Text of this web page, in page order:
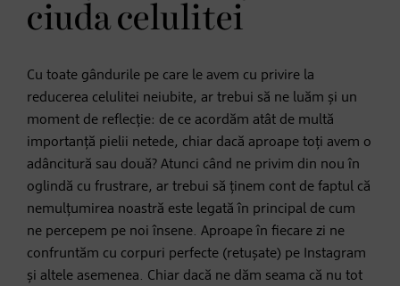
ciuda celulitei
Cu toate gândurile pe care le avem cu privire la
reducerea celulitei neiubite, ar trebui să ne luăm și un
moment de reflecție: de ce acordăm atât de multă
importanță pielii netede, chiar dacă aproape toți avem o
adâncitură sau două? Atunci când ne privim din nou în
oglindă cu frustrare, ar trebui să ținem cont de faptul că
nemulțumirea noastră este legată în principal de cum
ne percepem pe noi însene. Aproape în fiecare zi ne
confruntăm cu corpuri perfecte (retușate) pe Instagram
și altele asemenea. Chiar dacă ne dăm seama că nu tot